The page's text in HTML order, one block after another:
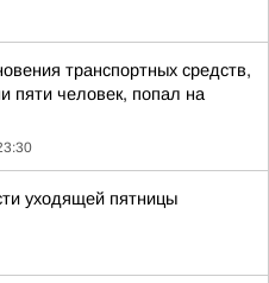
транспортных средств,
пяти человек, попал на
уходящей пятницы